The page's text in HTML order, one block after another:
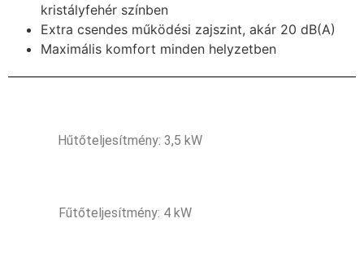
kristályfehér színben
Extra csendes működési zajszint, akár 20 dB(A)
Maximális komfort minden helyzetben
Hűtőteljesítmény: 3,5 kW
Fűtőteljesítmény: 4 kW